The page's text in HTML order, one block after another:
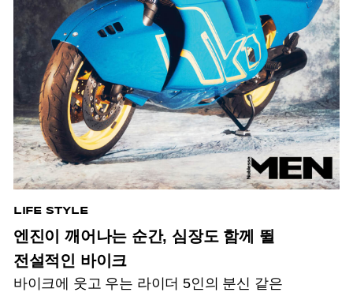
LIFE STYLE
엔진이 깨어나는 순간, 심장도 함께 뛸
전설적인 바이크
바이크에 웃고 우는 라이더 5인의 분신 같은